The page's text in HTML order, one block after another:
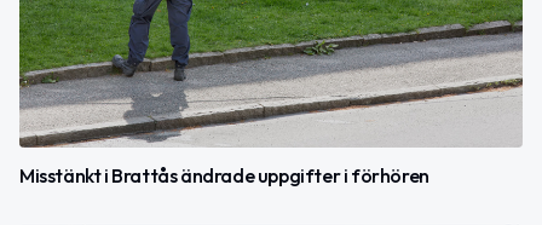
Misstänkt i Brattås ändrade uppgifter i förhören